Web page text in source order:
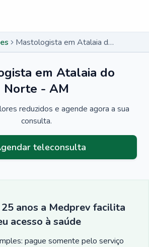
Mastologista em Atalaia do Norte - AM
em Atalaia do
Norte - AM
reduzidos e agende agora a sua
consulta.
teleconsulta
anos a Medprev facilita
acesso à saúde
pague somente pelo serviço